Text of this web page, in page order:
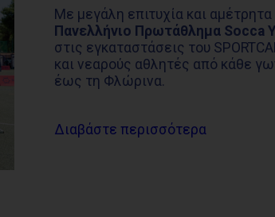
Με μεγάλη επιτυχία και
Πανελλήνιο Πρωτάθλημα Socca
στις εγκαταστάσεις του
και νεαρούς αθλητές από κάθε
έως τη Φλώρινα.
Διαβάστε περισσότερα